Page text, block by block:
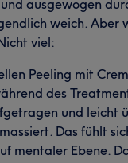
ausgewogen
weich. Aber
viel:
Peeling mit
des
und leicht
Das fühlt
mentaler Ebene.